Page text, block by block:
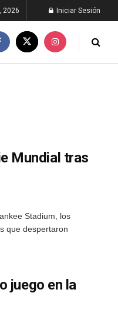
2026 Iniciar Sesión
Mundial tras
Stadium, los
que despertaron
juego en la